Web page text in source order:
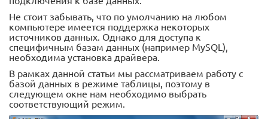
Не стоит забывать, что по умолчанию на любом
компьютере имеется поддержка некоторых
источников данных. Однако для доступа к
специфичным базам данных (например MySQL),
необходима установка драйвера.
В рамках данной статьи мы рассматриваем работу с
базой данных в режиме таблицы, поэтому в
следующем окне нам необходимо выбрать
соответствующий режим.